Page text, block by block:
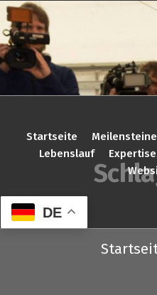
Startseite Meilensteine
Lebenslauf
DE